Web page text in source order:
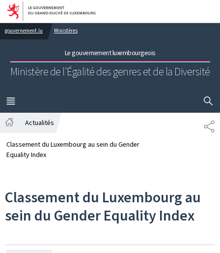
Aller au menu principal
Aller au contenu
gouvernement.lu Ministères
Le gouvernement luxembourgeois
Ministère de l'Égalité des genreset de la Diversité
MENU
PRINCIPAL
Actualités
Classement du Luxembourg au sein du Gender
Equality Index
Classement du Luxembourg au
sein du Gender Equality Index